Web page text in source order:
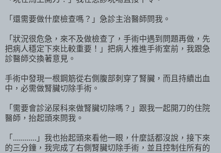
「還需要做什麼檢查嗎？」急診主治醫師問我。
「狀況很危急，來不及做檢查了，手術中遇到問題再做，先
把病人穩定下來比較重要！」把病人推進手術室前，我跟急
診醫師交換著意見。
手術中發現一根鋼筋從右側腹部刺穿了腎臟，而且持續出血
中，必需做腎臟切除手術。
「需要會診泌尿科來做腎臟切除嗎？」跟我一起開刀的住院
醫師，抬起頭來問我。
「............」我也抬起頭來看他一眼，什麼話都沒說，接下來
的三分鐘，我完成了右側腎臟切除手術，並且控制住所有的